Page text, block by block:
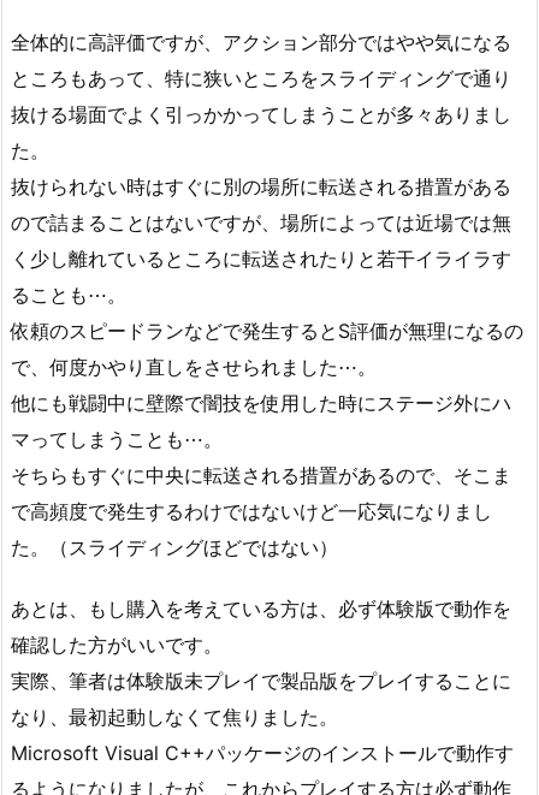
全体的に高評価ですが、アクション部分ではやや気になる
ところもあって、特に狭いところをスライディングで通り
抜ける場面でよく引っかかってしまうことが多々ありまし
た。
抜けられない時はすぐに別の場所に転送される措置がある
ので詰まることはないですが、場所によっては近場では無
く少し離れているところに転送されたりと若干イライラす
ることも⋯。
依頼のスピードランなどで発生するとS評価が無理になるの
で、何度かやり直しをさせられました⋯。
他にも戦闘中に壁際で闇技を使用した時にステージ外にハ
マってしまうことも⋯。
そちらもすぐに中央に転送される措置があるので、そこま
で高頻度で発生するわけではないけど一応気になりまし
た。（スライディングほどではない）
あとは、もし購入を考えている方は、必ず体験版で動作を
確認した方がいいです。
実際、筆者は体験版未プレイで製品版をプレイすることに
なり、最初起動しなくて焦りました。
Microsoft Visual C++パッケージのインストールで動作す
るようになりましたが、これからプレイする方は必ず動作